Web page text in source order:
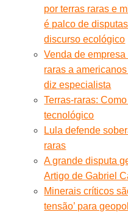
por terras raras e
é palco de
discurso ecológico
Venda de
raras a americanos
diz especialista
Terras-raras:
tecnológico
Lula defende
raras
A grande disputa
Artigo de Gabriel
Minerais críticos
tensão’ para